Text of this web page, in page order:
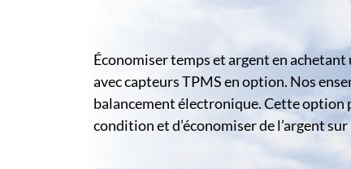
Économiser temps et argent en
avec capteurs TPMS en option. Nos
balancement électronique. Cette option
condition et d’économiser de l’argent